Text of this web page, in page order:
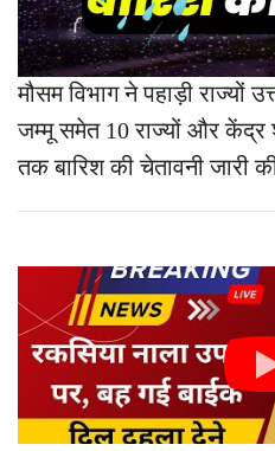
मौसम विभाग ने पहाड़ी राज्यों
जम्मू समेत 10 राज्यों और केंद्र
तक बारिश की चेतावनी जारी